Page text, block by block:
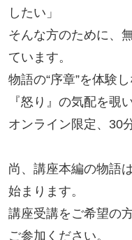
したい」
そんな方のために、
ています。
物語の“序章”を体験
『怒り』の気配を覗
オンライン限定、30
尚、講座本編の物語
始まります。
講座受講をご希望の
ご参加ください。